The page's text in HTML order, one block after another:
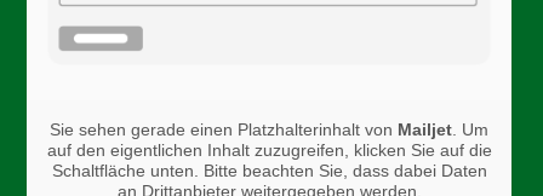
Sie sehen gerade einen Platzhalterinhalt von Mailjet . Um
auf den eigentlichen Inhalt zuzugreifen, klicken Sie auf die
Schaltfläche unten. Bitte beachten Sie, dass dabei Daten
an Drittanbieter weitergegeben werden.